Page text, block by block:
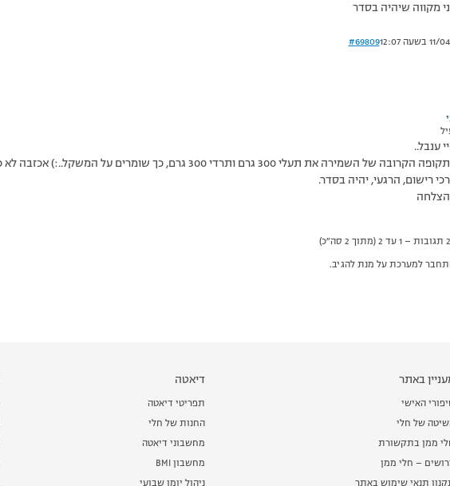
מקווה שיהיה בסדר
12:07
#69809
ענבל..
הקרובה של השמירה את תעלי 300 גרם ותרדי 300 גרם, כך שומרים על המשקל..:) אכזבה לא כלולה בתוכנית, את יודעת זאת.
רישום, הרגעי, יהיה בסדר.
למערכת על מנת להגיב.
באתר
האישי
של חלי
ממן בתקשורת
– חלי ממן
דיאטה
תפריטי דיאטה
החנות של חלי
מחשבוני דיאטה
מחשבון BMI